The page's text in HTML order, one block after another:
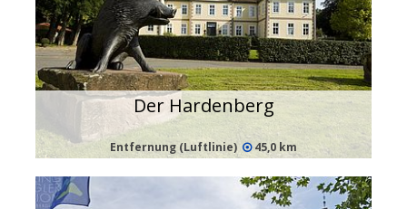
Der Hardenberg
Entfernung (Luftlinie) 45,0 km